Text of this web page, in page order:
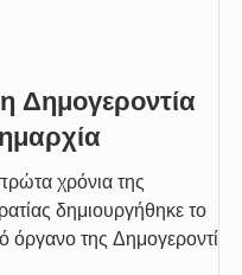
Δημογεροντία
χρόνια της
δημιουργήθηκε το
όργανο της Δημογεροντίας